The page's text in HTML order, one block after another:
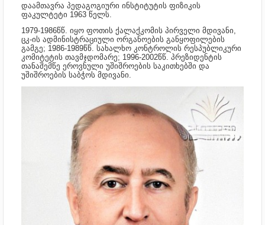
დაამთავრა პედაგოგიური ინსტიტუტის ფიზიკის
ფაკულტეტი 1963 წელს.
1979-1986წწ. იყო ფოთის ქალაქკომის პირველი მდივანი,
ცკ-ის ადმინისტრაციული ორგანოების განყოფილების
გამგე; 1986-1989წწ. სახალხო კონტროლის რესპუბლიკური
კომიტეტის თავმჯდომარე; 1996-2002წწ. პრეზიდენტის
თანაშემწე ეროვნული უშიშროების საკითხებში და
უშიშროების საბჭოს მდივანი.